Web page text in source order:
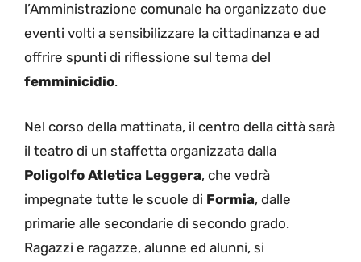
l’Amministrazione comunale ha organizzato due
eventi volti a sensibilizzare la cittadinanza e ad
offrire spunti di riflessione sul tema del
femminicidio.
Nel corso della mattinata, il centro della città sarà
il teatro di un staffetta organizzata dalla
Poligolfo Atletica Leggera, che vedrà
impegnate tutte le scuole di Formia, dalle
primarie alle secondarie di secondo grado.
Ragazzi e ragazze, alunne ed alunni, si